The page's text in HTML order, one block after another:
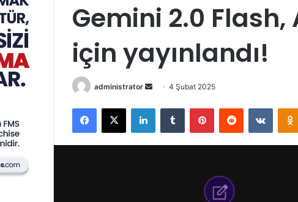
Gemini 2.0 Flash,
için yayınlandı!
administrator
Bir
göndermek
4 Şubat 2025
Facebook
X LinkedInTumblr PinterestReddit